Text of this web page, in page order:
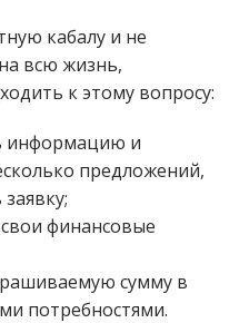
кабалу и не
всю жизнь,
к этому вопросу:
информацию и
предложений,
финансовые
сумму в
потребностями.